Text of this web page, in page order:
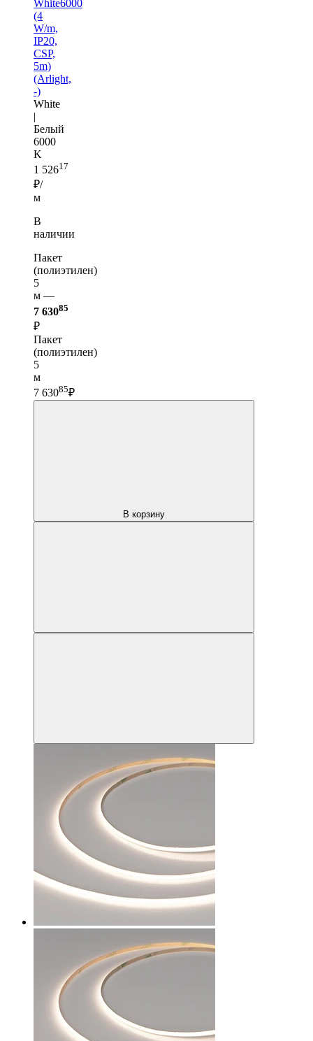
White6000
(4
W/m,
IP20,
CSP,
5m)
(Arlight,
-)
White
|
Белый
6000
K
1 52617
₽/
м
В
наличии
Пакет
(полиэтилен)
5
м —
7 63085
₽
Пакет
(полиэтилен)
5
м
7 63085₽
В корзину